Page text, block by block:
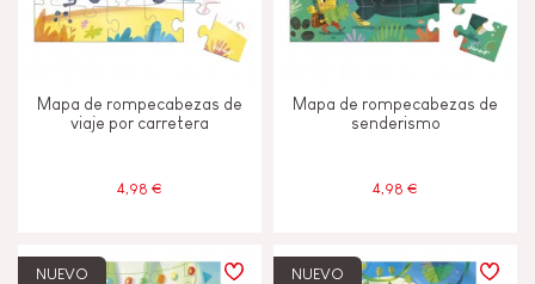
Made in France
Mapa de rompecabezas de
viaje por carretera
4,98 €
Mapa de rompecabezas de
senderismo
4,98 €
NUEVO NUEVO